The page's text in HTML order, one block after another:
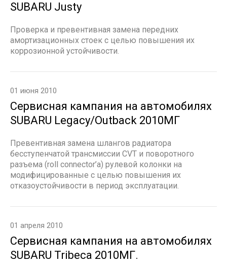
SUBARU Justy
Проверка и превентивная замена передних
амортизационных стоек с целью повышения их
коррозионной устойчивости.
01 июня 2010
Сервисная кампания на автомобилях
SUBARU Legacy/Outback 2010МГ
Превентивная замена шлангов радиатора
бесступенчатой трансмиссии CVT и поворотного
разъема (roll connector’а) рулевой колонки на
модифицированные с целью повышения их
отказоустойчивости в период эксплуатации.
01 апреля 2010
Сервисная кампания на автомобилях
SUBARU Tribeca 2010МГ.